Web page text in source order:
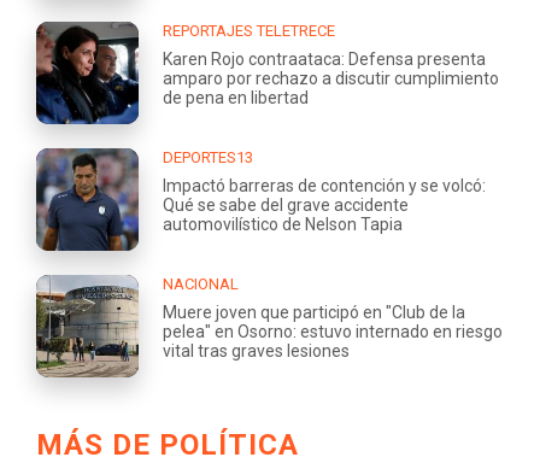
REPORTAJES TELETRECE
Karen Rojo contraataca: Defensa presenta
amparo por rechazo a discutir cumplimiento
de pena en libertad
DEPORTES13
Impactó barreras de contención y se volcó:
Qué se sabe del grave accidente
automovilístico de Nelson Tapia
NACIONAL
Muere joven que participó en "Club de la
pelea" en Osorno: estuvo internado en riesgo
vital tras graves lesiones
MÁS DE POLÍTICA